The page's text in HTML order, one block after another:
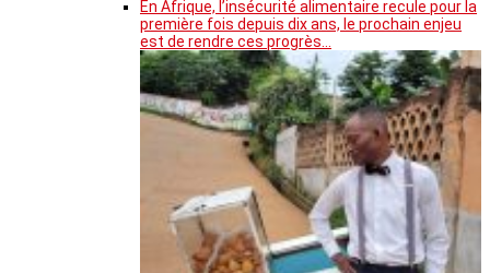
En Afrique, l’insécurité alimentaire recule pour la
première fois depuis dix ans, le prochain enjeu
est de rendre ces progrès…